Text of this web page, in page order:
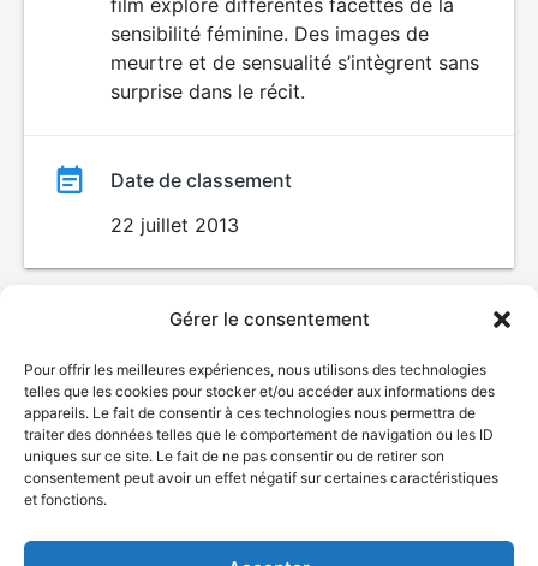
Gérer le consentement
Pour offrir les meilleures expériences, nous utilisons des technologies
telles que les cookies pour stocker et/ou accéder aux informations des
appareils. Le fait de consentir à ces technologies nous permettra de
traiter des données telles que le comportement de navigation ou les ID
uniques sur ce site. Le fait de ne pas consentir ou de retirer son
consentement peut avoir un effet négatif sur certaines caractéristiques
et fonctions.
film explore différentes facettes de la
sensibilité féminine. Des images de
meurtre et de sensualité s’intègrent sans
surprise dans le récit.
Date de classement
22 juillet 2013
© Gouvernement du Québec, 2026
Plan du site